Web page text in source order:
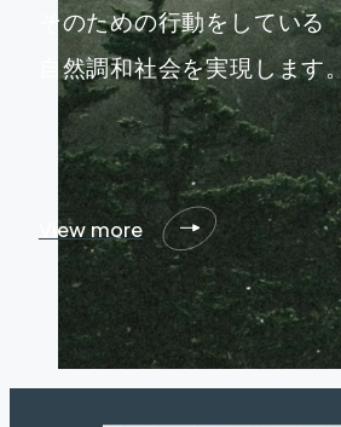
そのための行動をしている
自然調和社会を実現します。
View more